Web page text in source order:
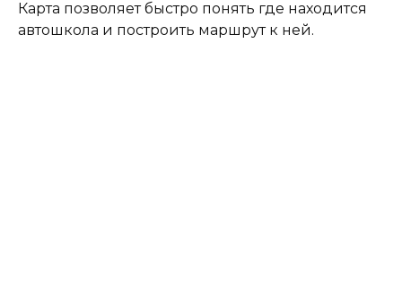
Карта позволяет быстро понять где находится
автошкола и построить маршрут к ней.